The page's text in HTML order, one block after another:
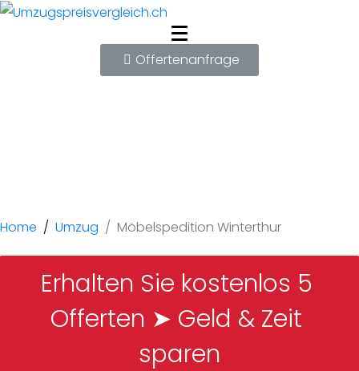
Offertenanfrage
Home Umzug Möbelspedition Winterthur
Erhalten Sie kostenlos 5
Offerten ➤ Geld & Zeit
sparen